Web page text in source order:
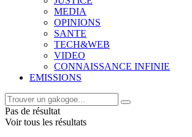
MEDIA
OPINIONS
SANTE
TECH&WEB
VIDEO
CONNAISSANCE INFINIE
EMISSIONS
Pas de résultat
Voir tous les résultats